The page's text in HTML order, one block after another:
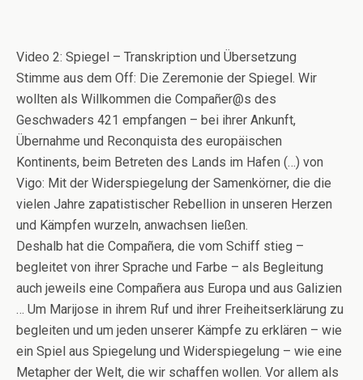
Video 2: Spiegel – Transkription und Übersetzung
Stimme aus dem Off: Die Zeremonie der Spiegel. Wir
wollten als Willkommen die Compañer@s des
Geschwaders 421 empfangen – bei ihrer Ankunft,
Übernahme und Reconquista des europäischen
Kontinents, beim Betreten des Lands im Hafen (…) von
Vigo: Mit der Widerspiegelung der Samenkörner, die die
vielen Jahre zapatistischer Rebellion in unseren Herzen
und Kämpfen wurzeln, anwachsen ließen.
Deshalb hat die Compañera, die vom Schiff stieg –
begleitet von ihrer Sprache und Farbe – als Begleitung
auch jeweils eine Compañera aus Europa und aus Galizien
… Um Marijose in ihrem Ruf und ihrer Freiheitserklärung zu
begleiten und um jeden unserer Kämpfe zu erklären – wie
ein Spiel aus Spiegelung und Widerspiegelung – wie eine
Metapher der Welt, die wir schaffen wollen. Vor allem als